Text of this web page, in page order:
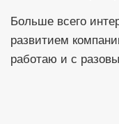
Больше всего
развитием
работаю и с